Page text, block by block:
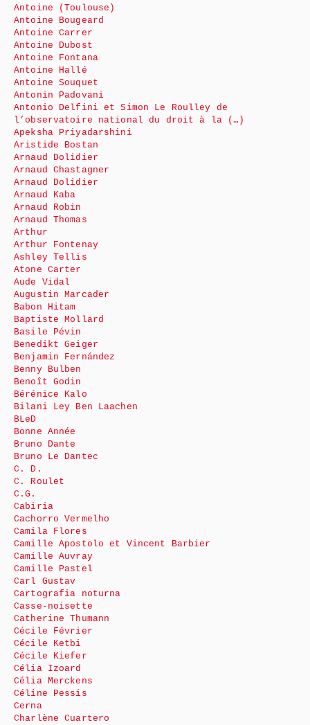
Antoine (Toulouse)
Antoine Bougeard
Antoine Carrer
Antoine Dubost
Antoine Fontana
Antoine Hallé
Antoine Souquet
Antonin Padovani
Antonio Delfini et Simon Le Roulley de
l’observatoire national du droit à la (…)
Apeksha Priyadarshini
Aristide Bostan
Arnaud Dolidier
Arnaud Chastagner
Arnaud Dolidier
Arnaud Kaba
Arnaud Robin
Arnaud Thomas
Arthur
Arthur Fontenay
Ashley Tellis
Atone Carter
Aude Vidal
Augustin Marcader
Babon Hitam
Baptiste Mollard
Basile Pévin
Benedikt Geiger
Benjamin Fernández
Benny Bulben
Benoît Godin
Bérénice Kalo
Bilani Ley Ben Laachen
BLeD
Bonne Année
Bruno Dante
Bruno Le Dantec
C. D.
C. Roulet
C.G.
Cabiria
Cachorro Vermelho
Camila Flores
Camille Apostolo et Vincent Barbier
Camille Auvray
Camille Pastel
Carl Gustav
Cartografia noturna
Casse-noisette
Catherine Thumann
Cécile Février
Cécile Ketbi
Cécile Kiefer
Célia Izoard
Célia Merckens
Céline Pessis
Cerna
Charlène Cuartero